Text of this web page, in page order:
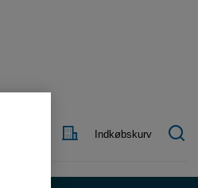
Kontakt
Indkøbskurv